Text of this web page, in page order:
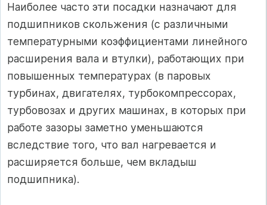
Наиболее часто эти посадки назначают для
подшипников скольжения (с различными
температурными коэффициентами линейного
расширения вала и втулки), работающих при
повышенных температурах (в паровых
турбинах, двигателях, турбокомпрессорах,
турбовозах и других машинах, в которых при
работе зазоры заметно уменьшаются
вследствие того, что вал нагревается и
расширяется больше, чем вкладыш
подшипника).